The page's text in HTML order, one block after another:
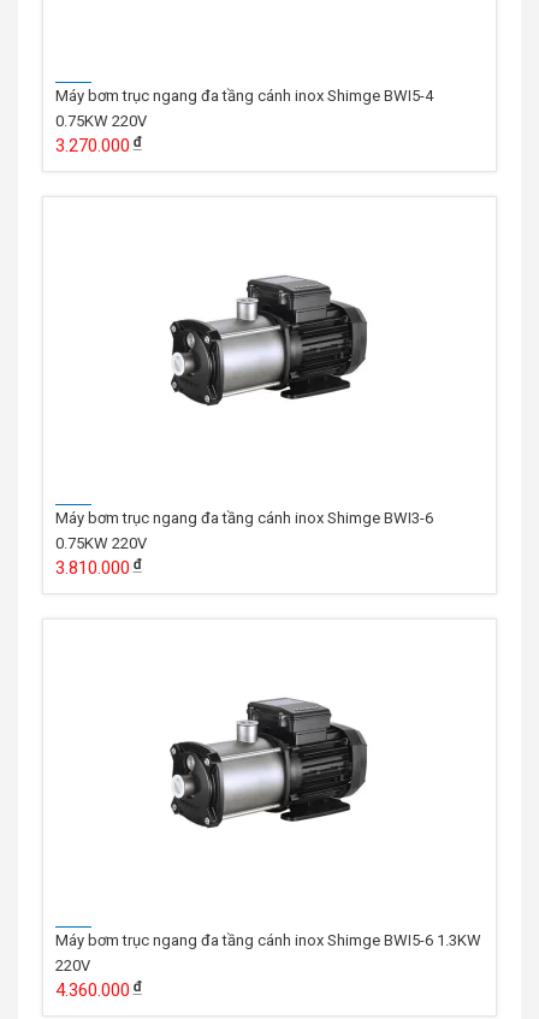
Máy bơm trục ngang đa tầng cánh inox Shimge BWI5-4
0.75KW 220V
3.270.000
Máy bơm trục ngang đa tầng cánh inox Shimge BWI3-6
0.75KW 220V
3.810.000
Máy bơm trục ngang đa tầng cánh inox Shimge BWI5-6 1.3KW
220V
4.360.000